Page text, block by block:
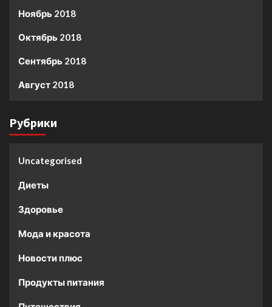
Ноябрь 2018
Октябрь 2018
Сентябрь 2018
Август 2018
Рубрики
Uncategorised
Диеты
Здоровье
Мода и красота
Новости плюс
Продукты питания